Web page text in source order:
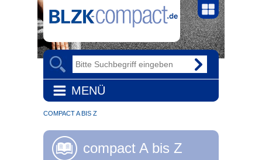
MENÜ
COMPACT A BIS Z
compact A bis Z